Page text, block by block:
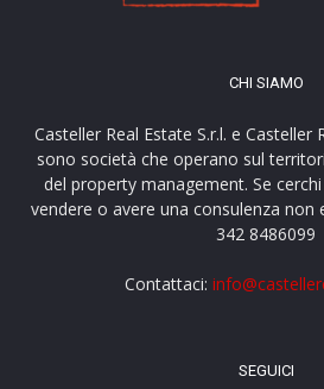
CHI SIAMO
Casteller Real Estate S.r.l. e Casteller
sono società che operano sul
del property management. Se
vendere o avere una consulenza non
342 8486099
Contattaci:
SEGUICI